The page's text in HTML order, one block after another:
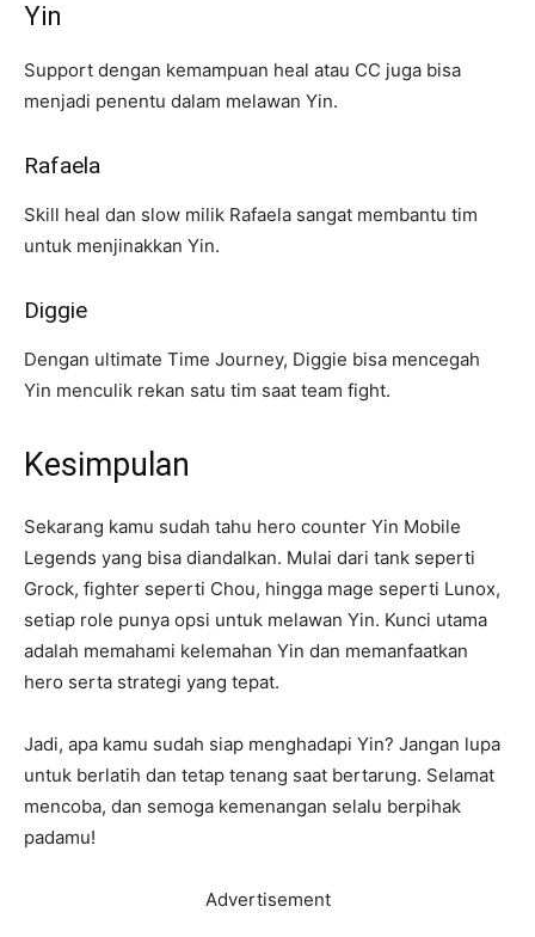
Yin
Support dengan kemampuan heal atau CC juga bisa
menjadi penentu dalam melawan Yin.
Rafaela
Skill heal dan slow milik Rafaela sangat membantu tim
untuk menjinakkan Yin.
Diggie
Dengan ultimate Time Journey, Diggie bisa mencegah
Yin menculik rekan satu tim saat team fight.
Kesimpulan
Sekarang kamu sudah tahu hero counter Yin Mobile
Legends yang bisa diandalkan. Mulai dari tank seperti
Grock, fighter seperti Chou, hingga mage seperti Lunox,
setiap role punya opsi untuk melawan Yin. Kunci utama
adalah memahami kelemahan Yin dan memanfaatkan
hero serta strategi yang tepat.
Jadi, apa kamu sudah siap menghadapi Yin? Jangan lupa
untuk berlatih dan tetap tenang saat bertarung. Selamat
mencoba, dan semoga kemenangan selalu berpihak
padamu!
Advertisement